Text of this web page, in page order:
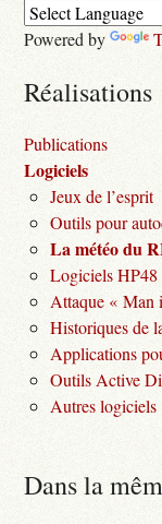
Powered by
Réalisations
Publications
Logiciels
Jeux de l’esprit
Outils pour
La météo du
Logiciels HP48
Attaque « Man
Historiques de
Applications
Outils Active
Autres logiciels
Dans la